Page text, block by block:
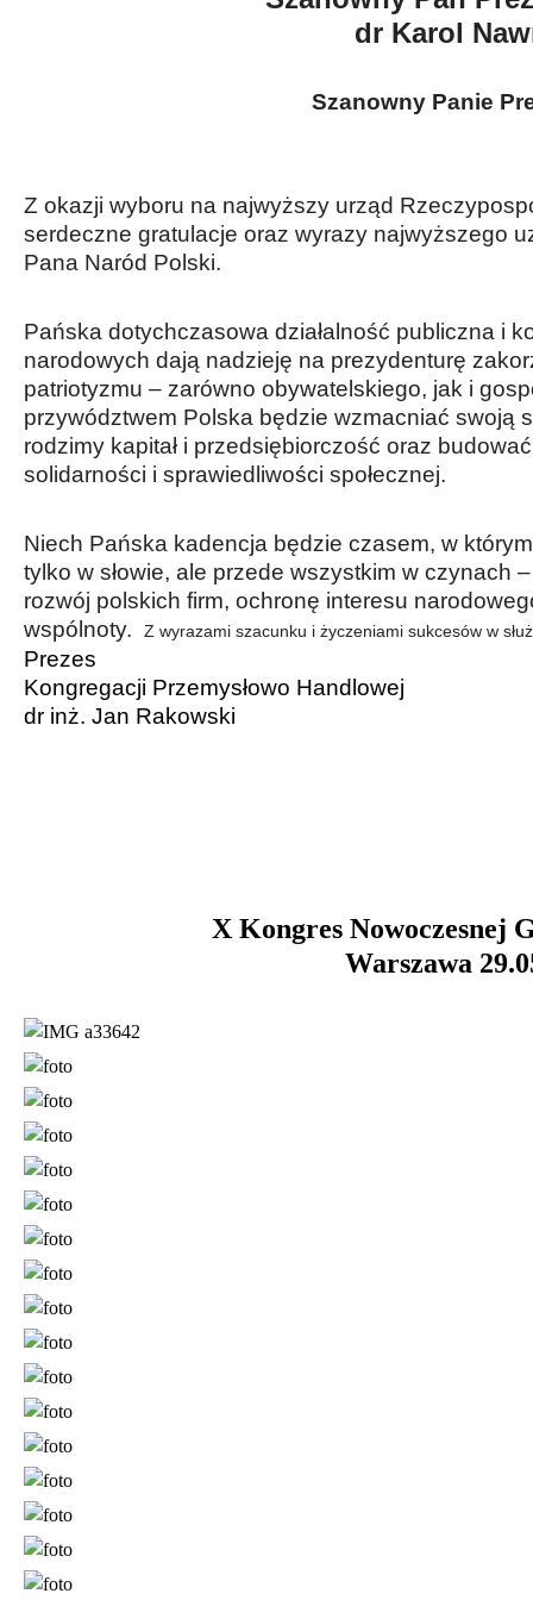
dr Karol
Szanowny Panie
Z okazji wyboru na najwyższy urząd
serdeczne gratulacje oraz wyrazy najwyższego
Pana Naród Polski.
Pańska dotychczasowa działalność publiczna i
narodowych dają nadzieję na prezydenturę
patriotyzmu – zarówno obywatelskiego, jak i
przywództwem Polska będzie wzmacniać swoją
rodzimy kapitał i przedsiębiorczość oraz
solidarności i sprawiedliwości społecznej.
Niech Pańska kadencja będzie czasem, w
tylko w słowie, ale przede wszystkim w czynach
rozwój polskich firm, ochronę interesu
wspólnoty.
Z wyrazami szacunku i życzeniami sukcesów w
Prezes
Kongregacji Przemysłowo Handlowej
dr inż. Jan Rakowski
X Kongres Nowoczesnej
Warszawa